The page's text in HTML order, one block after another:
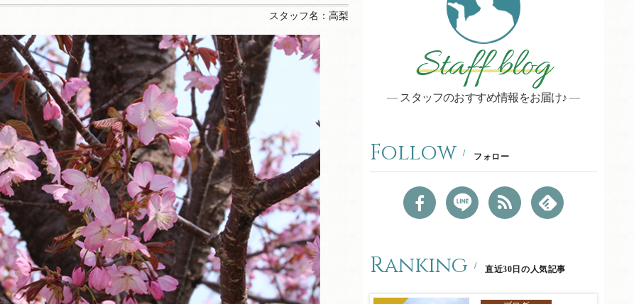
スタッフ名： 高梨
Staff blog
スタッフのおすすめ情報をお届け♪
Follow フォロー
Ranking 直近30日の人気記事